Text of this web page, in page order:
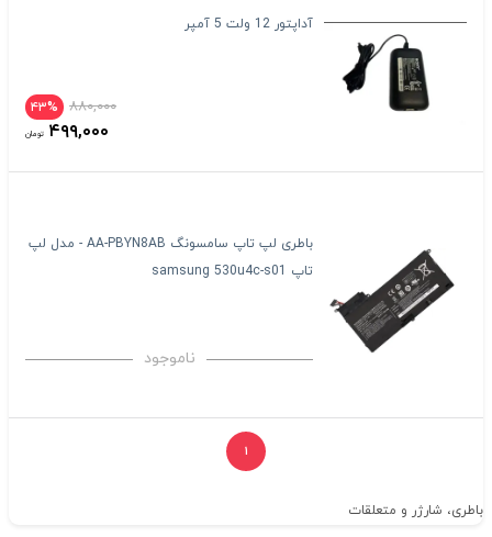
آداپتور 12 ولت 5 آمپر
۴۳% ۸۸۰,۰۰۰
۴۹۹,۰۰۰ تومان
باطری لپ تاپ سامسونگ AA-PBYN8AB - مدل لپ
تاپ samsung 530u4c-s01
ناموجود
۱
باطری، شارژر و متعلقات